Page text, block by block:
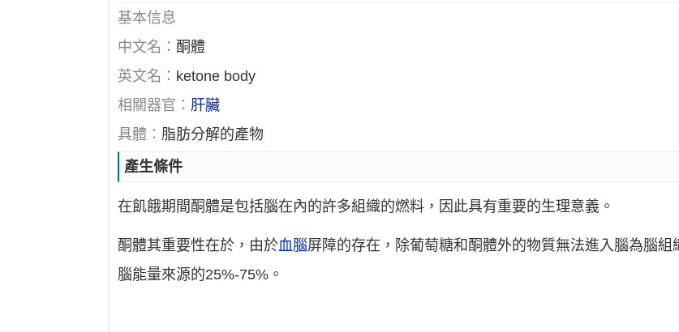
基本信息
中文名： 酮體
英文名： ketone body
相關器官： 肝臟
具體： 脂肪分解的產物
產生條件
在飢餓期間酮體是包括腦在內的許多組織的燃料，因此具有重要的生理意義。
酮體其重要性在於，由於血腦屏障的存在，除葡萄糖和酮體外的物質無法進入腦為腦
腦能量來源的25%-75%。